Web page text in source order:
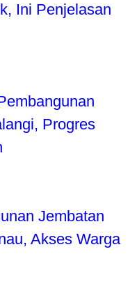
Ini Penjelasan
Progres
Jembatan
Akses Warga